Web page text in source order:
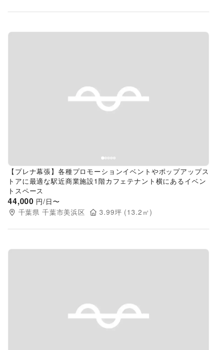
Previous slide
【プレナ幕張】各種プロモーションイベントやポップアップス
トアに最適な駅近商業施設1階カフェテナント横にあるイベン
トスペース
44,000 円/日〜
千葉県 千葉市美浜区 3.99坪 (13.2 ㎡)
Previous slide